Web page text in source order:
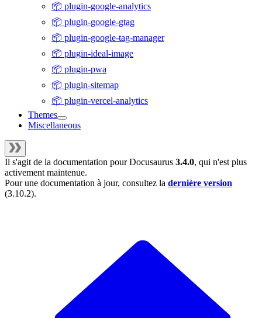
📦 plugin-google-analytics
📦 plugin-google-gtag
📦 plugin-google-tag-manager
📦 plugin-ideal-image
📦 plugin-pwa
📦 plugin-sitemap
📦 plugin-vercel-analytics
Themes
Miscellaneous
Il s'agit de la documentation pourDocusaurus 3.4.0, qui n'est plus
activement maintenue.
Pour une documentation à jour, consultez la dernière version
(3.10.2).